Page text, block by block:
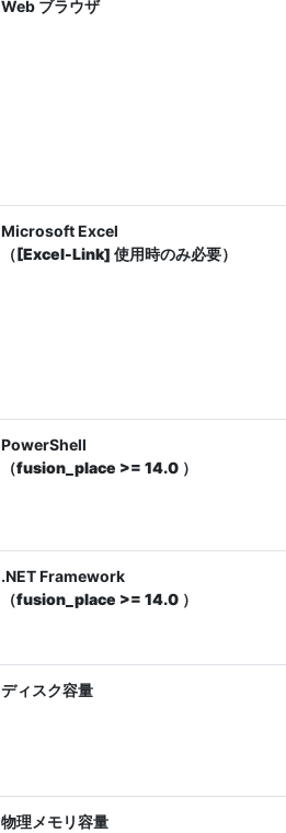
Web ブラウザ
Microsoft Excel
（[Excel-Link] 使用時のみ必要）
PowerShell
（fusion_place >= 14.0 ）
.NET Framework
（fusion_place >= 14.0 ）
ディスク容量
物理メモリ容量